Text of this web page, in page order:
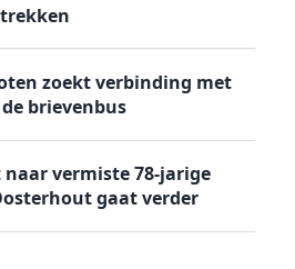
zoekt verbinding met
brievenbus
vermiste 78-jarige
gaat verder